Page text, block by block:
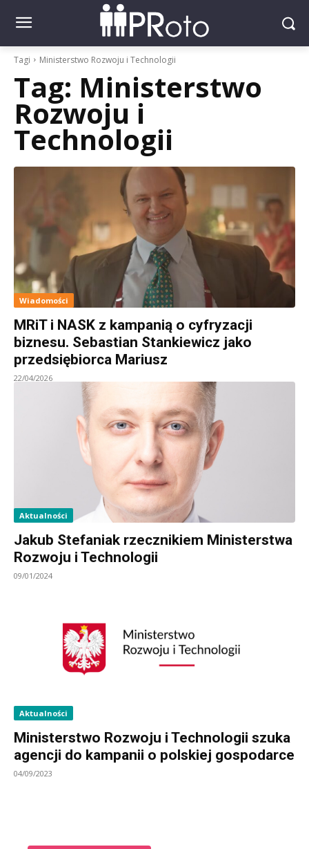
Tagi Ministerstwo Rozwoju i Technologii
Tag: Ministerstwo
Rozwoju i
Technologii
Wiadomości
MRiT i NASK z kampanią o cyfryzacji
biznesu. Sebastian Stankiewicz jako
przedsiębiorca Mariusz
22/04/2026
Aktualności
Jakub Stefaniak rzecznikiem Ministerstwa
Rozwoju i Technologii
09/01/2024
Aktualności
Ministerstwo Rozwoju i Technologii szuka
agencji do kampanii o polskiej gospodarce
04/09/2023